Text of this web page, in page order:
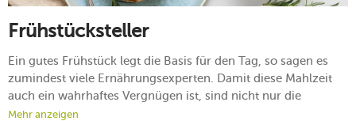
Frühstücksteller
Ein gutes Frühstück legt die Basis für den Tag, so sagen es
zumindest viele Ernährungsexperten. Damit diese Mahlzeit
auch ein wahrhaftes Vergnügen ist, sind nicht nur die
richtigen Speisen, sondern auch das passende Geschirr von
Mehr anzeigen